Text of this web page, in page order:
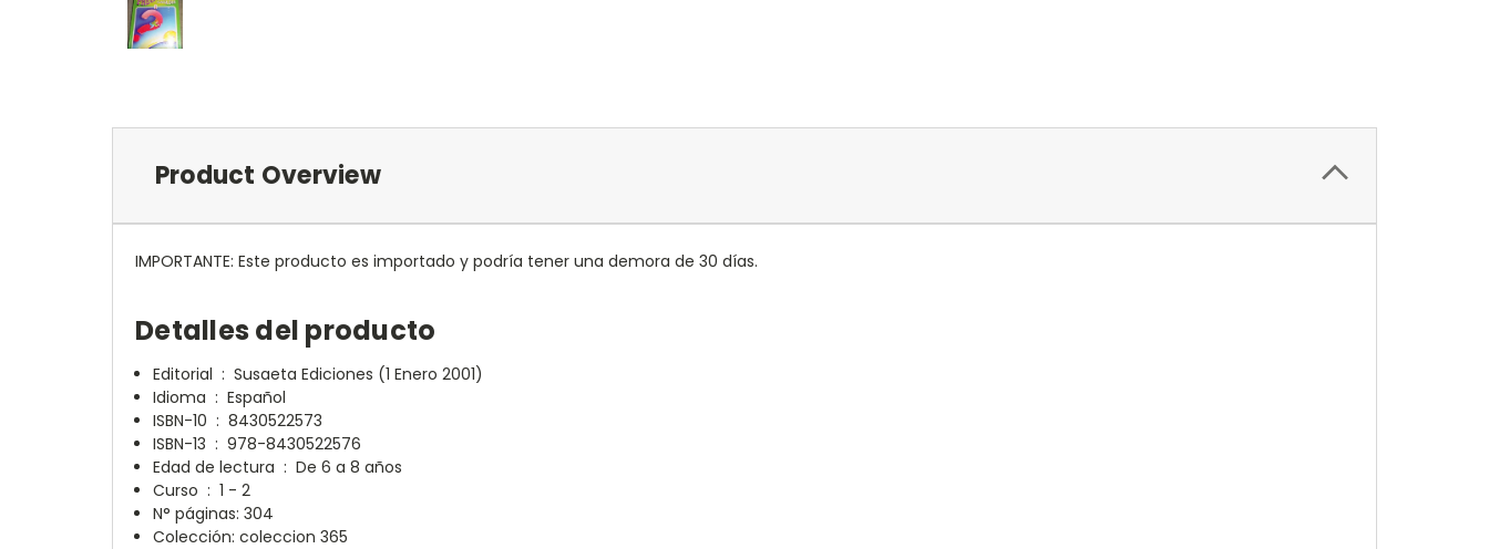
Product Overview
IMPORTANTE: Este producto es importado y podría tener una demora de 30 días.
Detalles del producto
Editorial ‏ : ‎ Susaeta Ediciones (1 Enero 2001)
Idioma ‏ : ‎ Español
ISBN-10 ‏ : ‎ 8430522573
ISBN-13 ‏ : ‎ 978-8430522576
Edad de lectura ‏ : ‎ De 6 a 8 años
Curso ‏ : ‎ 1 - 2
N° páginas: 304
Colección: coleccion 365